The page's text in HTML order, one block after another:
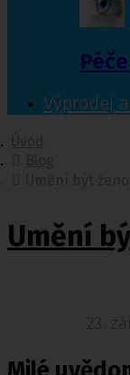
Výprodej
Umění
23.